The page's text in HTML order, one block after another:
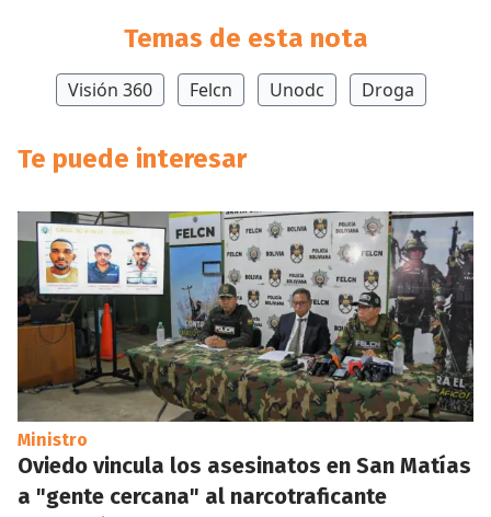
Temas de esta nota
Visión 360 Felcn Unodc Droga
Te puede interesar
Ministro
Oviedo vincula los asesinatos en San Matías
a "gente cercana" al narcotraficante